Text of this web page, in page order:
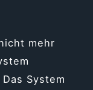
mehr
System